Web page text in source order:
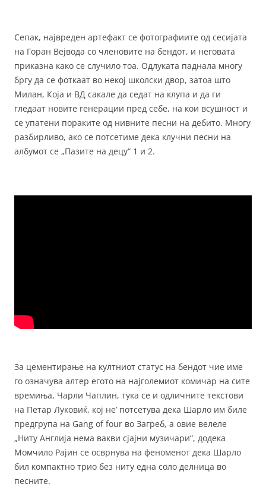
Сепак, највреден артефакт се фотографиите од сесијата
на Горан Вејвода со членовите на бендот, и неговата
приказна како се случило тоа. Одлуката паднала многу
бргу да се фоткаат во некој школски двор, затоа што
Милан, Која и ВД сакале да седат на клупа и да ги
гледаат новите генерации пред себе, на кои всушност и
се упатени пораките од нивните песни на дебито. Многу
разбирливо, ако се потсетиме дека клучни песни на
албумот се „Пазите на децу“ 1 и 2.
За цементирање на култниот статус на бендот чие име
го означува алтер егото на најголемиот комичар на сите
времиња, Чарли Чаплин, тука се и одличните текстови
на Петар Луковиќ, кој не’ потсетува дека Шарло им биле
предгрупа на Gang of four во Загреб, а овие велеле
„Ниту Англија нема вакви сјајни музичари“, додека
Момчило Рајин се осврнува на феноменот дека Шарло
бил компактно трио без ниту една соло делница во
песните.